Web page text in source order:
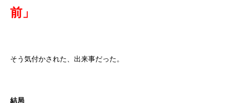
前」
そう気付かされた、出来事だった。
結局